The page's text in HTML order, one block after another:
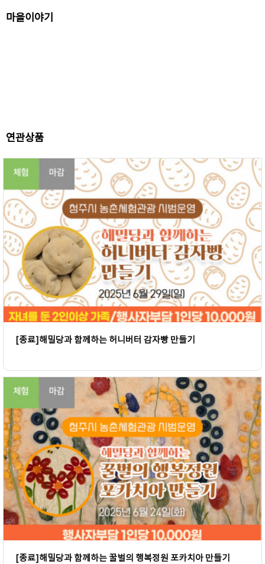
마을이야기
연관상품
[종료]해밀당과 함께하는 허니버터 감자빵 만들기
[종료]해밀당과 함께하는 꿀벌의 행복정원 포카치아 만들기